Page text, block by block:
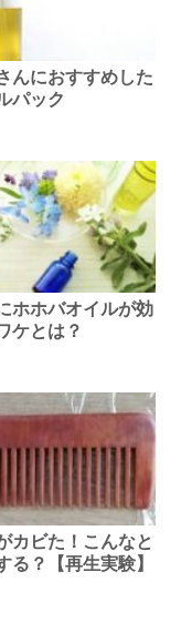
んにおすすめした
パック
ホホバオイルが効
ケとは？
カビた！こんなと
る？【再生実験】